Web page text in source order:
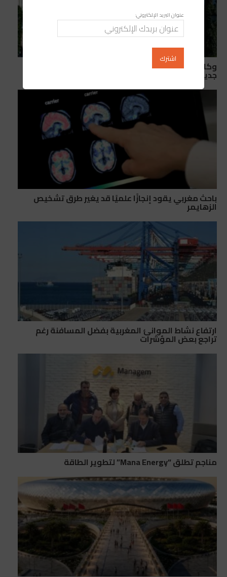
جديدة بجسر الحسن الثاني
باحث مغربي يقود إنجازًا علميًا قد يغير طرق تشخيص
الزهايمر
ارتفاع نشاط الموانئ المغربية بفضل المسافنة رغم
تراجع بعض المؤشرات
مناجم تطلق “Mana Energy” لتطوير الطاقة
عنوان البريد الإلكتروني: